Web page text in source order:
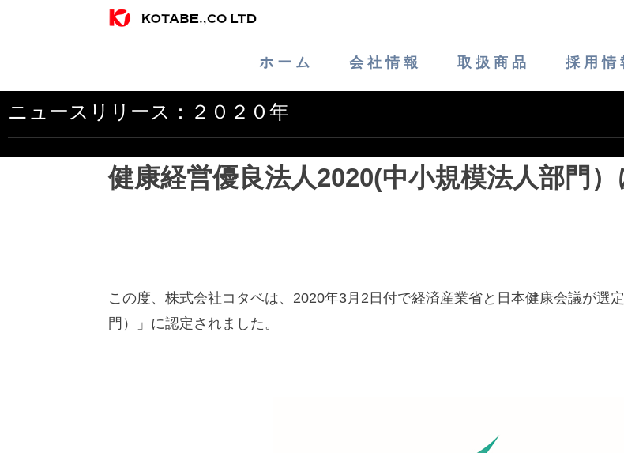
ホ ー ム 会 社 情 報 取 扱 商 品 採 用 情
ニュースリリース：２０２０年
健康経営優良法人2020(中小規模法人部門
この度、株式会社コタベは、2020年3月2日付で経済産業省と日本健康会議が選
門）」に認定されました。